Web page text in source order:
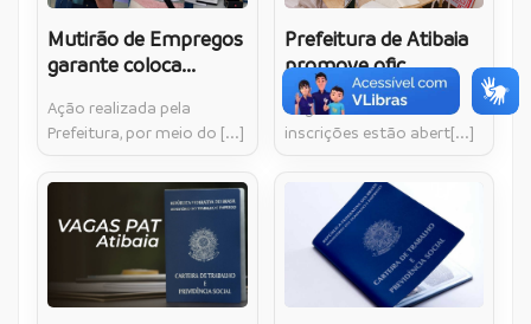
Mutirão de Empregos
garante coloca...
Ação realizada pela
Prefeitura, por meio do [...]
Prefeitura de Atibaia
promove ofic...
Vagas são limitadas e
inscrições estão abert[...]